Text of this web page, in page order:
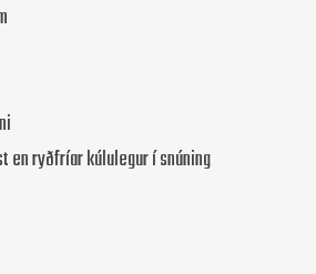
en ryðfríar kúlulegur í snúning